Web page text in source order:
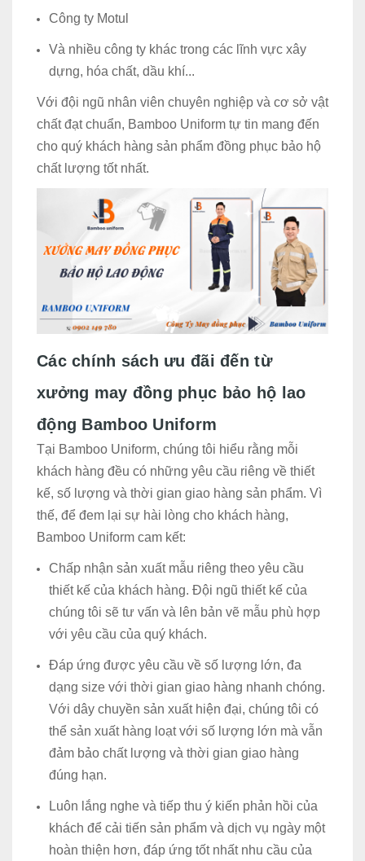
Công ty Motul
Và nhiều công ty khác trong các lĩnh vực xây
dựng, hóa chất, dầu khí...
Với đội ngũ nhân viên chuyên nghiệp và cơ sở vật
chất đạt chuẩn, Bamboo Uniform tự tin mang đến
cho quý khách hàng sản phẩm đồng phục bảo hộ
chất lượng tốt nhất.
Các chính sách ưu đãi đến từ
xưởng may đồng phục bảo hộ lao
động Bamboo Uniform
Tại Bamboo Uniform, chúng tôi hiểu rằng mỗi
khách hàng đều có những yêu cầu riêng về thiết
kế, số lượng và thời gian giao hàng sản phẩm. Vì
thế, để đem lại sự hài lòng cho khách hàng,
Bamboo Uniform cam kết:
Chấp nhận sản xuất mẫu riêng theo yêu cầu
thiết kế của khách hàng. Đội ngũ thiết kế của
chúng tôi sẽ tư vấn và lên bản vẽ mẫu phù hợp
với yêu cầu của quý khách.
Đáp ứng được yêu cầu về số lượng lớn, đa
dạng size với thời gian giao hàng nhanh chóng.
Với dây chuyền sản xuất hiện đại, chúng tôi có
thể sản xuất hàng loạt với số lượng lớn mà vẫn
đảm bảo chất lượng và thời gian giao hàng
đúng hạn.
Luôn lắng nghe và tiếp thu ý kiến phản hồi của
khách để cải tiến sản phẩm và dịch vụ ngày một
hoàn thiện hơn, đáp ứng tốt nhất nhu cầu của